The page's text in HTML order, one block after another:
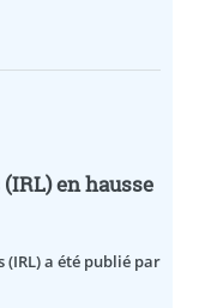
en hausse
(IRL) a été publié par